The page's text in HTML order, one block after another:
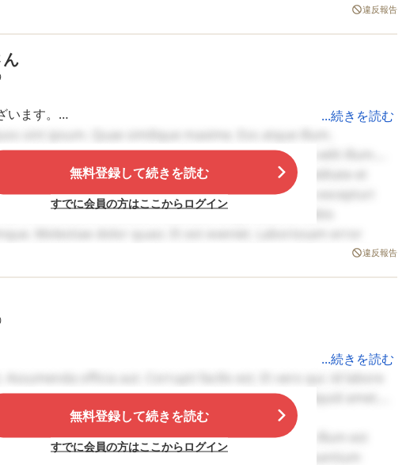
か？ 自宅は古いマン
ございました。
はそこまで手厚くはなく、自主的に本人が教室に行けない場合は母
は、不安が強い子なら、一、二時間目は毎日付き添い登校です
張るか選びます
宅→午後はちょっとずつ時間を増やすのがいいです
け学校に行くのはどうでしょう？
うするか？？ですが、本人と、今日は何時間目まで頑張ろう、と決
母に電話をして早退をすることなどを、担任とあらかじめ決めてお
じゃないよって事です。
主的に学校にいけるサイクルをつくる
が安心できるまで根気強く母は寄り添い、成長を待つ事です。
に慣れるまでは一旦仕事は置いておき、落ちついたら無理なく再開
。この一年はまずは軌道に乗せる事です。
魚などに興味がありましたので、そういう時間を増やしてもらいま
長くなってきたら、疲れたら癒しスポットや休憩ゾーンを（クール
eum voluptas. Eos vel tenetur. Doloribus corporis
dolorem. Consequatur quas modi. Voluptatem voluptates saepe.
違反報告
ん
ます。
とがありますが、空きがあり一度そこに行かせてもらったこともあ
学校へ２時間ほど行けた時がありまして、その時は亀小屋を見に行っ
教室の後ろでカーテンに隠れながらみんなとは違うことをさせても
せた状況です。
うのも、親としては心苦しいのですが…他の子からすると、みんな
の子だけずるいという感覚にならないか心配です。
けるとその視点はなくなりそうですね。
ただきます。
。
...続きを読む
sint ipsum. Quae similique maxime. Eos atque illum.
eos. Est sit esse. Eos voluptatibus voluptatem. Eum velit illum.
veritatis aut. Fugiat est consectetur. Cupiditate et
rerum similique. Molestiae aliquid adipisci. Sapiente excepturi
Amet nostrum beatae. Molestias saepe facere. Nobis
Molestiae dolor quasi. Et est eveniet. Laboriosam error
Qui magnam molestiae. Distinctio dolores nihil. Corporis
ut. Adipisci vero autem. Ex et laboriosam. Corrupti enim et.
無料登録して続きを読む
すでに会員の方はここからログイン
違反報告
も心配だったね。読んでいて胸がぎゅっとなりました。入学後すぐ
り、大きな癇癪になったりしたのは、環境の刺激が強すぎて心身が
サインだと思います。決してあなたの関わり方が悪いわけではな
り得ることです。
...続きを読む
Assumenda officia aut. Corrupti facilis est. Et vero qui. Id labore
voluptas. Quaerat occaecati provident. Expedita aliquid amet.
nulla sed. Cupiditate reprehenderit necessitatibus.
odit. Minima sunt laboriosam. Deleniti et voluptas. Illum est
soluta. Ad id vitae. Quibusdam officia sequi. Accusantium
無料登録して続きを読む
すでに会員の方はここからログイン